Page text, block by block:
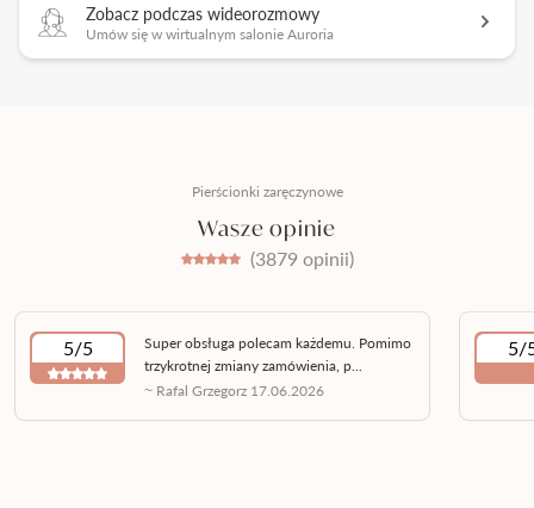
Zobacz podczas wideorozmowy
Umów się w wirtualnym salonie Auroria
Pierścionki zaręczynowe
Wasze opinie
(3879 opinii)
5/5
Super obsługa polecam każdemu. Pomimo
trzykrotnej zmiany zamówienia, p...
~ Rafal Grzegorz 17.06.2026
5/